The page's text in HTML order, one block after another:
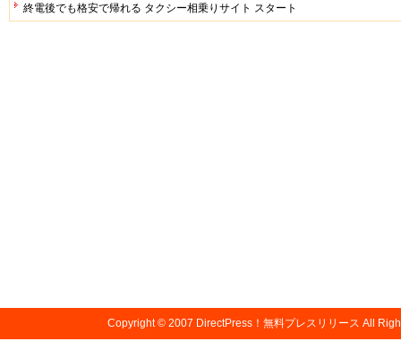
終電後でも格安で帰れる タクシー相乗りサイト スタート
Copyright © 2007 DirectPress！無料プレスリリース All